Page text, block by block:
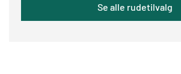
Se alle rudetilvalg